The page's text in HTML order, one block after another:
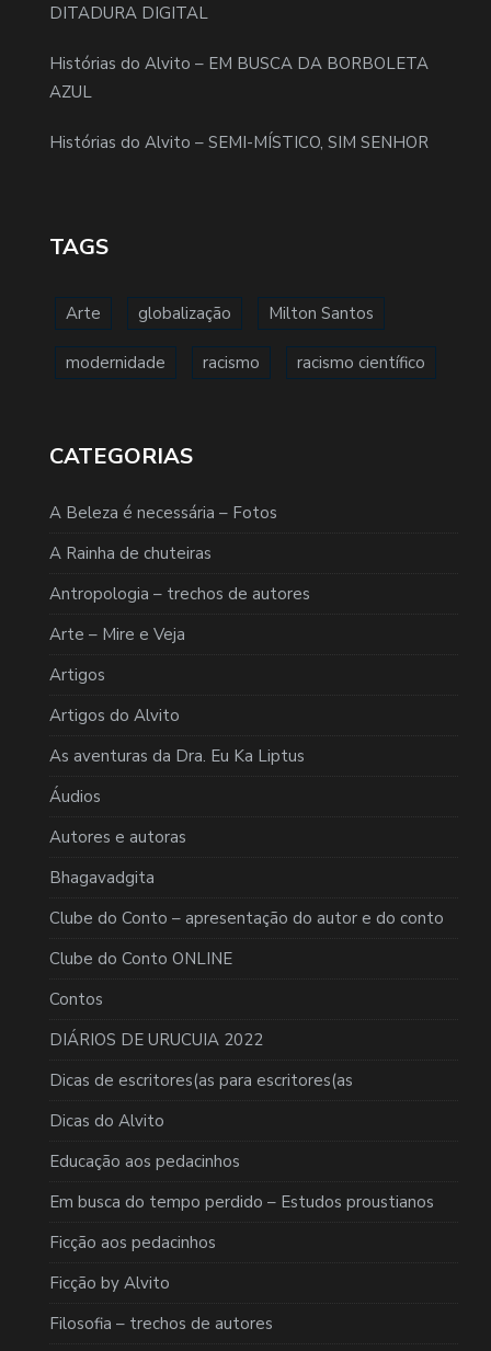
DITADURA DIGITAL
Histórias do Alvito – EM BUSCA DA BORBOLETA
AZUL
Histórias do Alvito – SEMI-MÍSTICO, SIM SENHOR
TAGS
Arte globalização Milton Santos
modernidade racismo racismo científico
CATEGORIAS
A Beleza é necessária – Fotos
A Rainha de chuteiras
Antropologia – trechos de autores
Arte – Mire e Veja
Artigos
Artigos do Alvito
As aventuras da Dra. Eu Ka Liptus
Áudios
Autores e autoras
Bhagavadgita
Clube do Conto – apresentação do autor e do conto
Clube do Conto ONLINE
Contos
DIÁRIOS DE URUCUIA 2022
Dicas de escritores(as para escritores(as
Dicas do Alvito
Educação aos pedacinhos
Em busca do tempo perdido – Estudos proustianos
Ficção aos pedacinhos
Ficção by Alvito
Filosofia – trechos de autores